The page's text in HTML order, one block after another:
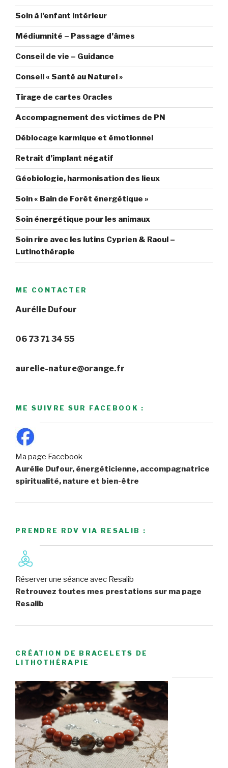
Soin à l’enfant intérieur
Médiumnité – Passage d’âmes
Conseil de vie – Guidance
Conseil « Santé au Naturel »
Tirage de cartes Oracles
Accompagnement des victimes de PN
Déblocage karmique et émotionnel
Retrait d’implant négatif
Géobiologie, harmonisation des lieux
Soin « Bain de Forêt énergétique »
Soin énergétique pour les animaux
Soin rire avec les lutins Cyprien & Raoul –
Lutinothérapie
ME CONTACTER
Aurélie Dufour
06 73 71 34 55
aurelie-nature@orange.fr
ME SUIVRE SUR FACEBOOK :
Ma page Facebook
Aurélie Dufour, énergéticienne, accompagnatrice
spiritualité, nature et bien-être
PRENDRE RDV VIA RESALIB :
Réserver une séance avec Resalib
Retrouvez toutes mes prestations sur ma page
Resalib
CRÉATION DE BRACELETS DE
LITHOTHÉRAPIE